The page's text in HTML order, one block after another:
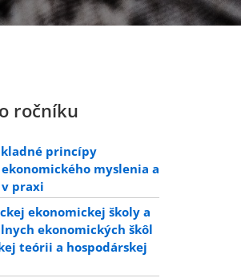
ročníku
princípy
myslenia a
praxi
ekonomickej školy a
ekonomických škôl
teórii a hospodárskej